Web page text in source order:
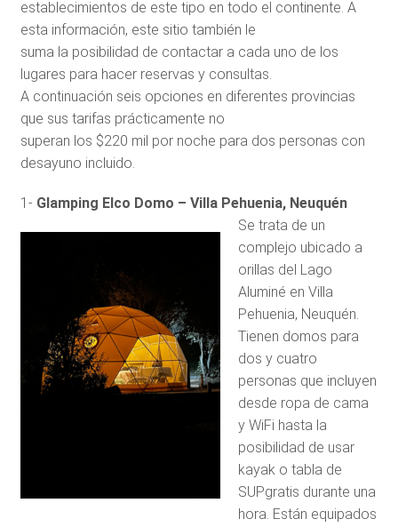
establecimientos de este tipo en todo el continente. A
esta información, este sitio también le
suma la posibilidad de contactar a cada uno de los
lugares para hacer reservas y consultas.
A continuación seis opciones en diferentes provincias
que sus tarifas prácticamente no
superan los $220 mil por noche para dos personas con
desayuno incluido.
1- Glamping Elco Domo – Villa Pehuenia, Neuquén
Se trata de un
complejo ubicado a
orillas del Lago
Aluminé en Villa
Pehuenia, Neuquén.
Tienen domos para
dos y cuatro
personas que incluyen
desde ropa de cama
y WiFi hasta la
posibilidad de usar
kayak o tabla de
SUPgratis durante una
hora. Están equipados